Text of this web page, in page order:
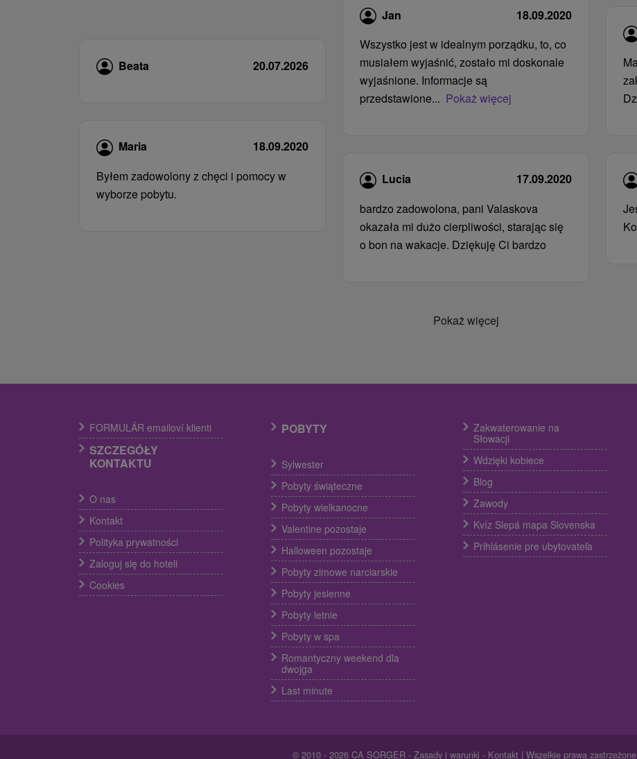
Beata 20.07.2026
Maria
18.09.2020
Byłem zadowolony z chęci i pomocy w
wyborze pobytu.
Jan
18.09.2020
Wszystko jest w idealnym porządku, to, co
musiałem wyjaśnić, zostało mi doskonale
wyjaśnione. Informacje są
przedstawione... Pokaż więcej
Lucia
17.09.2020
bardzo zadowolona, ​​pani Valaskova
okazała mi dużo cierpliwości, starając się
o bon na wakacje. Dziękuję Ci bardzo
Pokaż więcej
FORMULÁR emailoví klienti
SZCZEGÓŁY
KONTAKTU
O nas
Kontakt
Polityka prywatności
Zaloguj się do hoteli
Cookies
POBYTY
Sylwester
Pobyty świąteczne
Pobyty wielkanocne
Valentine pozostaje
Halloween pozostaje
Pobyty zimowe narciarskie
Pobyty jesienne
Pobyty letnie
Pobyty w spa
Romantyczny weekend dla
dwojga
Last minute
Zakwaterowanie na
Słowacji
Wdzięki kobiece
Blog
Zawody
Kvíz Slepá mapa Slovenska
Prihlásenie pre ubytovateľa
© 2010 - 2026 CA SORGER - Zasady i warunki - Kontakt | Wszelkie prawa zastrzeżone.